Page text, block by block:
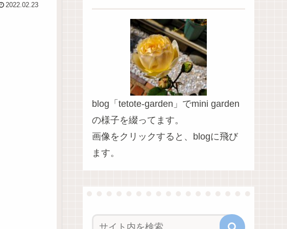
2022.02.23
blog「tetote-garden」でmini garden
の様子を綴ってます。
画像をクリックすると、blogに飛び
ます。